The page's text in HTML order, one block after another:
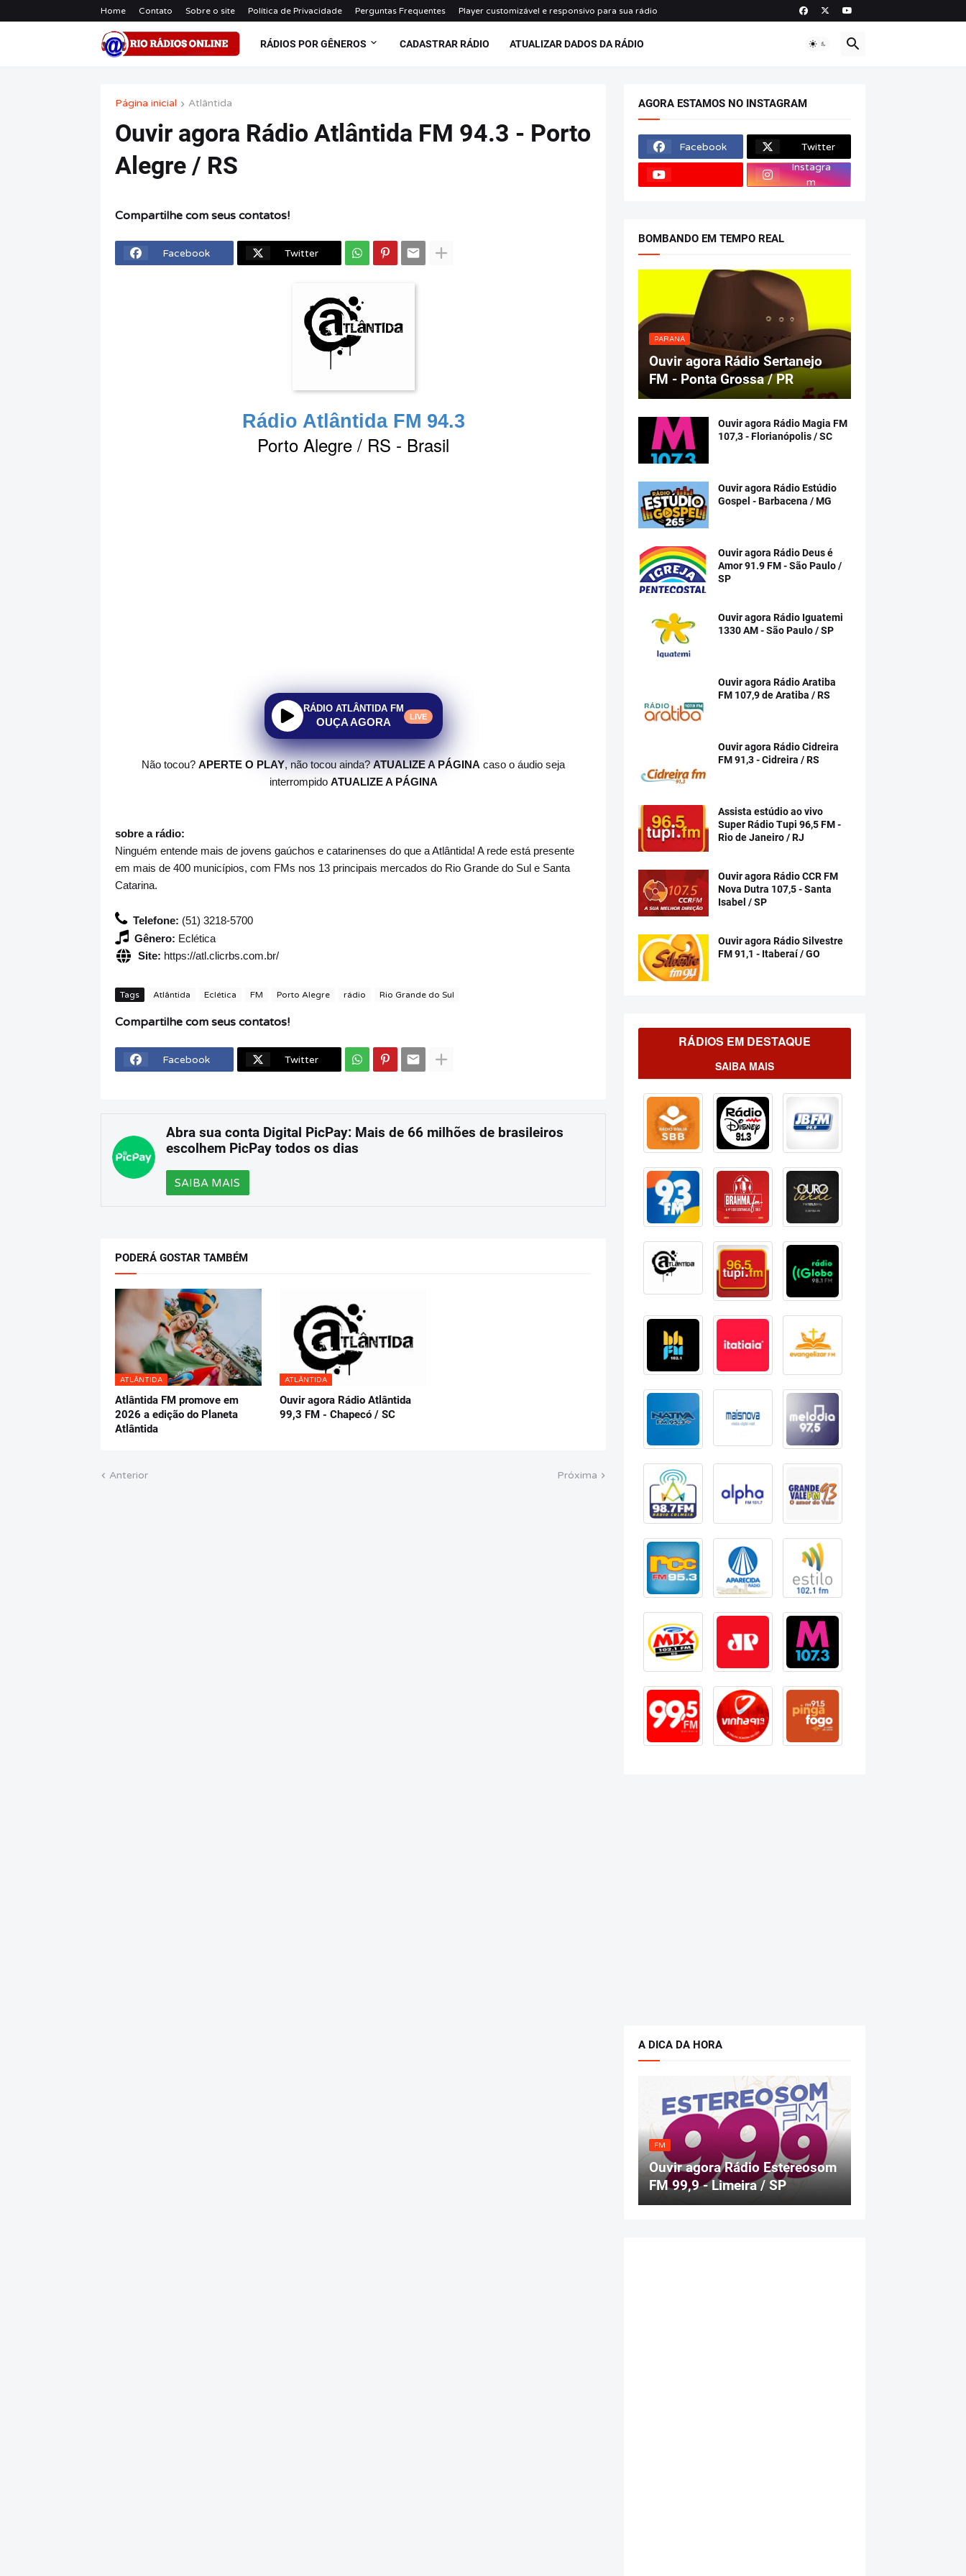
Home Contato Sobre o site Política de Privacidade Perguntas Frequentes Player customizável e responsivo para sua rádio
RÁDIOS POR GÊNEROS CADASTRAR RÁDIO ATUALIZAR DADOS DA RÁDIO
Página inicial Atlântida
Ouvir agora Rádio Atlântida FM 94.3 - Porto
Alegre / RS
Compartilhe com seus contatos!
Facebook Twitter
Rádio Atlântida FM 94.3
Porto Alegre / RS - Brasil
RÁDIO ATLÂNTIDA FM
OUÇA AGORA LIVE
Não tocou? APERTE O PLAY, não tocou ainda?ATUALIZE A PÁGINA caso o áudio seja
interrompido ATUALIZE A PÁGINA
sobre a rádio:
Ninguém entende mais de jovens gaúchos e catarinenses do que a Atlântida! A rede está presente
em mais de 400 municípios, com FMs nos 13 principais mercados do Rio Grande do Sul e Santa
Catarina.
Telefone: (51) 3218-5700
Gênero: Eclética
Site: https://atl.clicrbs.com.br/
Tags Atlântida Eclética FM Porto Alegre rádio Rio Grande do Sul
Compartilhe com seus contatos!
Facebook Twitter
Abra sua conta Digital PicPay: Mais de 66 milhões de brasileiros
escolhem PicPay todos os dias
SAIBA MAIS
PODERÁ GOSTAR TAMBÉM
ATLÂNTIDA
Atlântida FM promove em
2026 a edição do Planeta
Atlântida
ATLÂNTIDA
Ouvir agora Rádio Atlântida
99,3 FM - Chapecó / SC
Anterior Próxima
AGORA ESTAMOS NO INSTAGRAM
Facebook
Twitter
Instagra
m
BOMBANDO EM TEMPO REAL
PARANÁ
Ouvir agora Rádio Sertanejo
FM - Ponta Grossa / PR
Ouvir agora Rádio Magia FM
107,3 - Florianópolis / SC
Ouvir agora Rádio Estúdio
Gospel - Barbacena / MG
Ouvir agora Rádio Deus é
Amor 91.9 FM - São Paulo /
SP
Ouvir agora Rádio Iguatemi
1330 AM - São Paulo / SP
Ouvir agora Rádio Aratiba
FM 107,9 de Aratiba / RS
Ouvir agora Rádio Cidreira
FM 91,3 - Cidreira / RS
Assista estúdio ao vivo
Super Rádio Tupi 96,5 FM -
Rio de Janeiro / RJ
Ouvir agora Rádio CCR FM
Nova Dutra 107,5 - Santa
Isabel / SP
Ouvir agora Rádio Silvestre
FM 91,1 - Itaberaí / GO
RÁDIOS EM DESTAQUE
SAIBA MAIS
A DICA DA HORA
FM
Ouvir agora Rádio Estereosom
FM 99,9 - Limeira / SP